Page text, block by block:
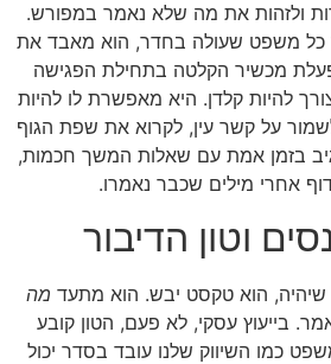
ולזהות את מה שלא נאמר במפורש.
כל משפט שעולה בחדר, הוא מאבד את
מכשיר הקלטה בתחילת הפגישה
להיות קלדן. היא מאפשרת לו להיות
בשיחה, לשמור על קשר עין, לקרוא את שפת הגוף
בזמן אמת עם שאלות המשך חכמות,
אחרי מילים שכבר נאמרו.
וטון הדיבור
שיהיה, הוא טקסט יבש. הוא מתעד מה
בייעוץ עסקי, לא פעם, הטון קובע
כמו השיווק שלנו עובד בסדר יכול